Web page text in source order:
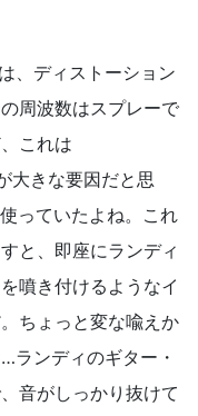
、ディストーション
周波数はスプレーで
これは
大きな要因だと思
っていたよね。これ
と、即座にランディ
噴き付けるようなイ
ちょっと変な喩えか
ランディのギター・
音がしっかり抜けて